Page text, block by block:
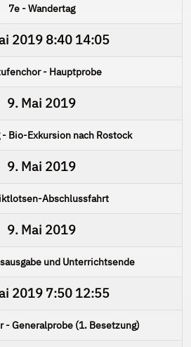
7e - Wandertag
20198:40 14:05
- Hauptprobe
9. Mai 2019
- Bio-Exkursion nach Rostock
9. Mai 2019
Abschlussfahrt
9. Mai 2019
und Unterrichtsende
20197:50 12:55
- Generalprobe (1. Besetzung)